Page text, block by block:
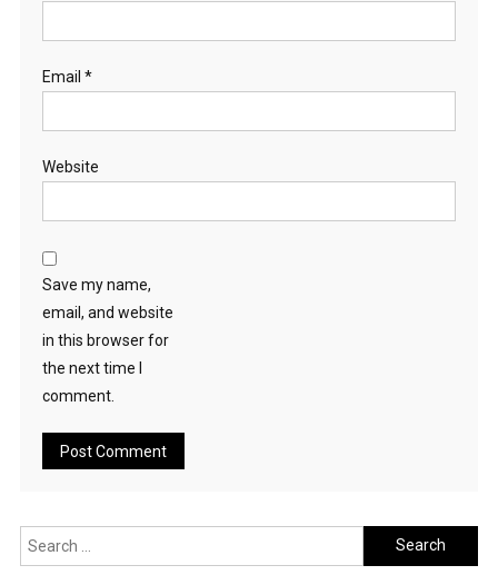
Email *
Website
Save my name,
email, and website
in this browser for
the next time I
comment.
Search
for: